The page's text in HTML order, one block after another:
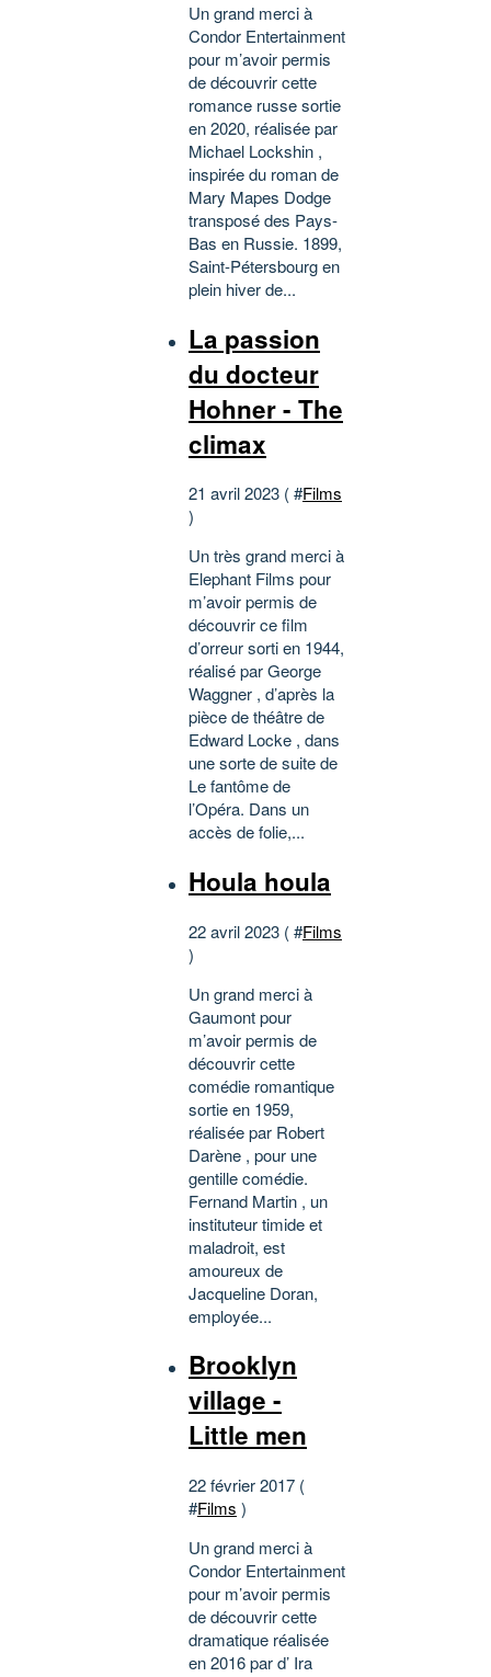
Un grand merci à
Condor Entertainment
pour m’avoir permis
de découvrir cette
romance russe sortie
en 2020, réalisée par
Michael Lockshin ,
inspirée du roman de
Mary Mapes Dodge
transposé des Pays-
Bas en Russie. 1899,
Saint-Pétersbourg en
plein hiver de...
La passion
du docteur
Hohner - The
climax
21 avril 2023 ( #Films
)
Un très grand merci à
Elephant Films pour
m’avoir permis de
découvrir ce film
d’orreur sorti en 1944,
réalisé par George
Waggner , d’après la
pièce de théâtre de
Edward Locke , dans
une sorte de suite de
Le fantôme de
l’Opéra. Dans un
accès de folie,...
Houla houla
22 avril 2023 ( #Films
)
Un grand merci à
Gaumont pour
m’avoir permis de
découvrir cette
comédie romantique
sortie en 1959,
réalisée par Robert
Darène , pour une
gentille comédie.
Fernand Martin , un
instituteur timide et
maladroit, est
amoureux de
Jacqueline Doran,
employée...
Brooklyn
village -
Little men
22 février 2017 (
#Films )
Un grand merci à
Condor Entertainment
pour m’avoir permis
de découvrir cette
dramatique réalisée
en 2016 par d’ Ira